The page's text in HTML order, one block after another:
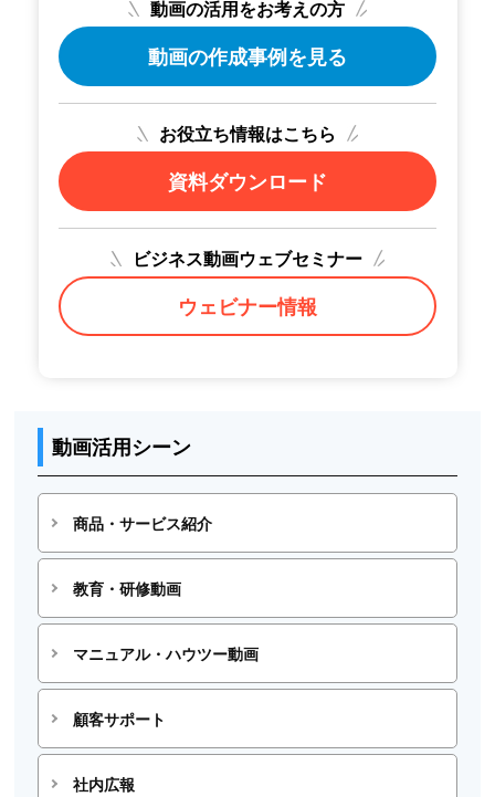
動画の活用をお考えの方
動画の作成事例を見る
お役立ち情報はこちら
資料ダウンロード
ビジネス動画ウェブセミナー
ウェビナー情報
動画活用シーン
商品・サービス紹介
教育・研修動画
マニュアル・ハウツー動画
顧客サポート
社内広報